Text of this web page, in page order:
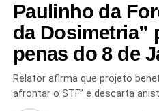
Paulinho da
da Dosimetria”
penas do 8 de
Relator afirma que projeto
afrontar o STF” e descarta